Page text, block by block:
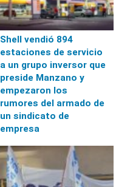
Shell vendió 894
estaciones de servicio
a un grupo inversor que
preside Manzano y
empezaron los
rumores del armado de
un sindicato de
empresa